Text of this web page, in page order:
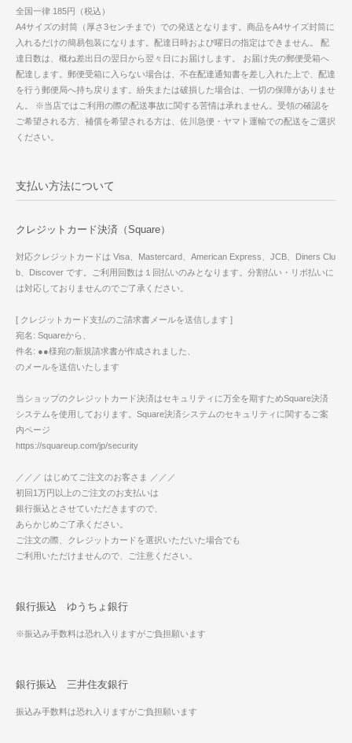
全国一律 185円（税込）
A4サイズの封筒（厚さ3センチまで）での発送となります。商品をA4サイズ封筒に
入れるだけの簡易包装になります。配達日時および曜日の指定はできません。 配
達日数は、概ね差出日の翌日から翌々日にお届けします。 お届け先の郵便受箱へ
配達します。郵便受箱に入らない場合は、不在配達通知書を差し入れた上で、配達
を行う郵便局へ持ち戻ります。紛失または破損した場合は、一切の保障がありませ
ん。 ※当店ではご利用の際の配送事故に関する苦情は承れません。受領の確認を
ご希望される方、補償を希望される方は、佐川急便・ヤマト運輸での配送をご選択
ください。
支払い方法について
クレジットカード決済（Square）
対応クレジットカードは Visa、Mastercard、American Express、JCB、Diners Clu
b、Discover です。ご利用回数は１回払いのみとなります。分割払い・リボ払いに
は対応しておりませんのでご了承ください。
[ クレジットカード支払のご請求書メールを送信します ]
宛名: Squareから、
件名: ●●様宛の新規請求書が作成されました、
のメールを送信いたします
当ショップのクレジットカード決済はセキュリティに万全を期すためSquare決済
システムを使用しております。Square決済システムのセキュリティに関するご案
内ページ
https://squareup.com/jp/security
／／／ はじめてご注文のお客さま ／／／
初回1万円以上のご注文のお支払いは
銀行振込とさせていただきますので、
あらかじめご了承ください。
ご注文の際、クレジットカードを選択いただいた場合でも
ご利用いただけませんので、ご注意ください。
銀行振込 ゆうちょ銀行
※振込み手数料は恐れ入りますがご負担願います
銀行振込 三井住友銀行
振込み手数料は恐れ入りますがご負担願います